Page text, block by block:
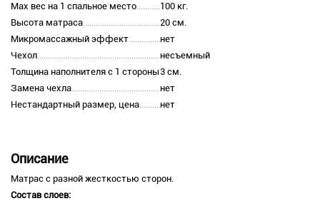
Max вес на 1 спальное место
100 кг.
Высота матраса
20 см.
Микромассажный эффект
нет
Чехол
несъемный
Толщина наполнителя с 1 стороны3 см.
Замена чехла
нет
Нестандартный размер, цена
нет
Описание
Матрас с разной жесткостью сторон.
Состав слоев: